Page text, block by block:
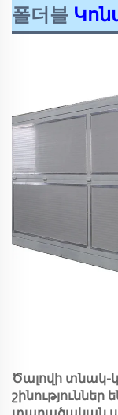
폴더블
Ծալովի տնակ-
շինություններ